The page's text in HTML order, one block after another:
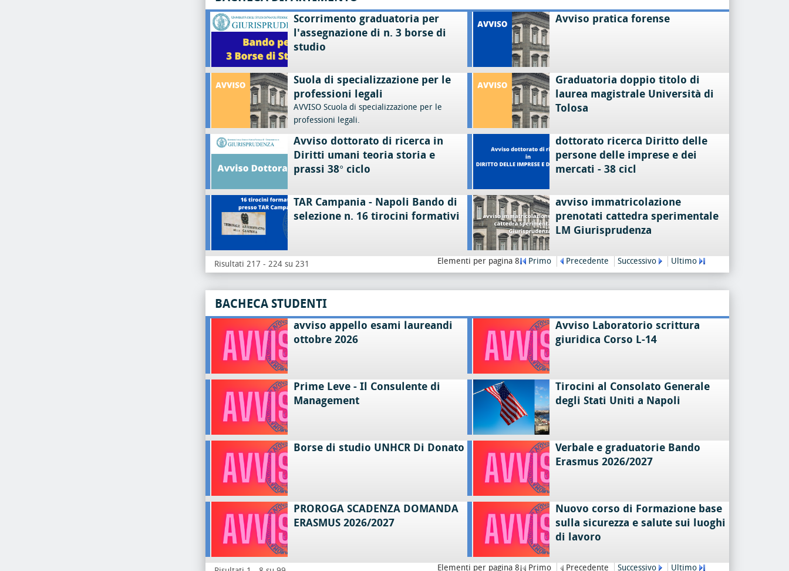
Scorrimento graduatoria per
l'assegnazione di n. 3 borse di
studio
Avviso pratica forense
Suola di specializzazione per le
professioni legali
AVVISO Scuola di specializzazione per le
professioni legali.
Graduatoria doppio titolo di
laurea magistrale Università di
Tolosa
Avviso dottorato di ricerca in
Diritti umani teoria storia e
prassi 38° ciclo
dottorato ricerca Diritto delle
persone delle imprese e dei
mercati - 38 cicl
TAR Campania - Napoli Bando di
selezione n. 16 tirocini formativi
avviso immatricolazione
prenotati cattedra sperimentale
LM Giurisprudenza
Risultati 217 - 224 su 231 Elementi per pagina 8 Primo Precedente Successivo Ultimo
BACHECA STUDENTI
avviso appello esami laureandi
ottobre 2026
Avviso Laboratorio scrittura
giuridica Corso L-14
Prime Leve - Il Consulente di
Management
Tirocini al Consolato Generale
degli Stati Uniti a Napoli
Borse di studio UNHCR Di Donato
Verbale e graduatorie Bando
Erasmus 2026/2027
PROROGA SCADENZA DOMANDA
ERASMUS 2026/2027
Nuovo corso di Formazione base
sulla sicurezza e salute sui luoghi
di lavoro
Elementi per pagina 8 Primo Precedente Successivo Ultimo